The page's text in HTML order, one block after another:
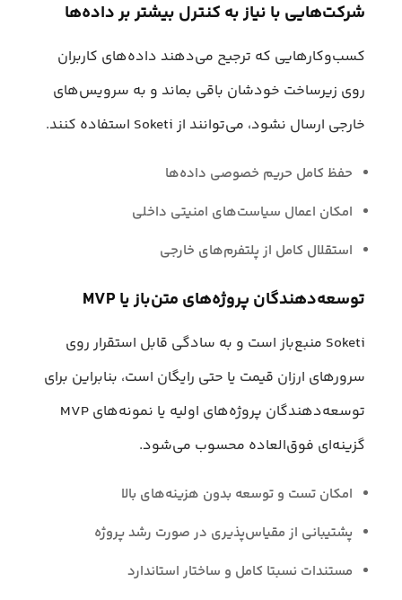
شرکت‌هایی با نیاز به کنترل بیشتر بر داده‌ها
کسب‌وکارهایی که ترجیح می‌دهند داده‌های کاربران
روی زیرساخت خودشان باقی بماند و به سرویس‌های
خارجی ارسال نشود، می‌توانند از Soketi استفاده کنند.
حفظ کامل حریم خصوصی داده‌ها
امکان اعمال سیاست‌های امنیتی داخلی
استقلال کامل از پلتفرم‌های خارجی
توسعه‌دهندگان پروژه‌های متن‌باز یا MVP
Soketi منبع‌باز است و به سادگی قابل استقرار روی
سرورهای ارزان‌ قیمت یا حتی رایگان است، بنابراین برای
توسعه‌دهندگان پروژه‌های اولیه یا نمونه‌های MVP
گزینه‌ای فوق‌العاده محسوب می‌شود.
امکان تست و توسعه بدون هزینه‌های بالا
پشتیبانی از مقیاس‌پذیری در صورت رشد پروژه
مستندات نسبتا کامل و ساختار استاندارد